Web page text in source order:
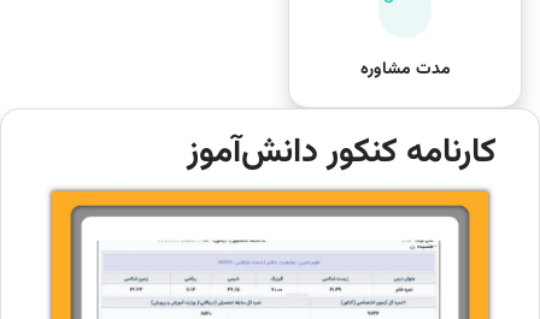
مدت مشاوره
کارنامه کنکور دانش‌آموز